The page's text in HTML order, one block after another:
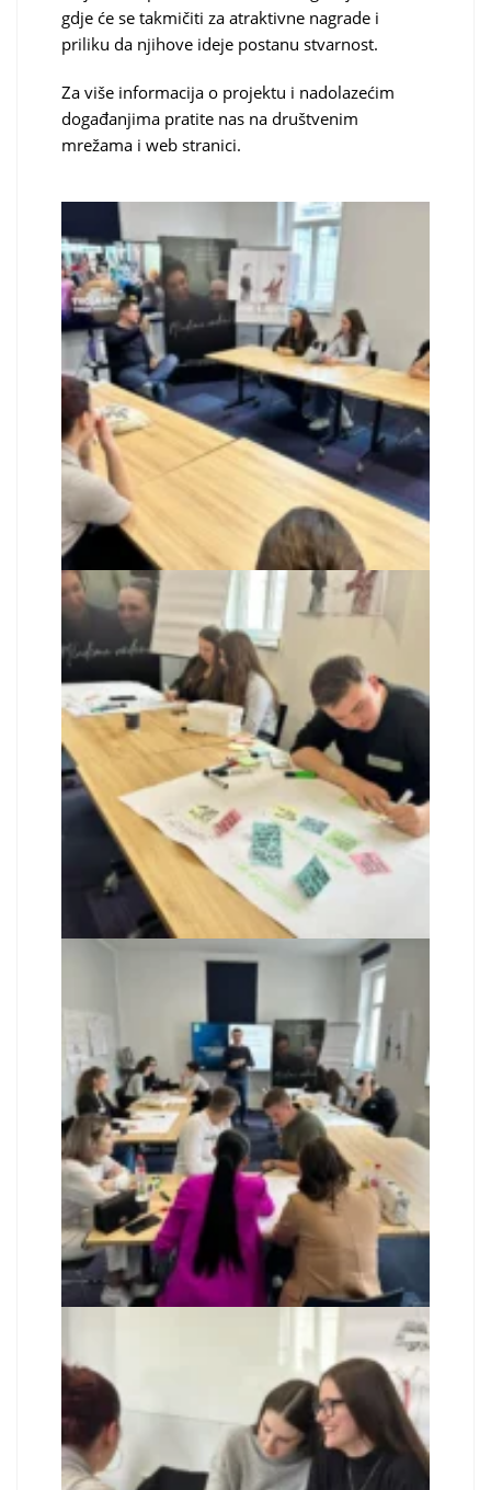
gdje će se takmičiti za atraktivne nagrade i
priliku da njihove ideje postanu stvarnost.
Za više informacija o projektu i nadolazećim
događanjima pratite nas na društvenim
mrežama i web stranici.